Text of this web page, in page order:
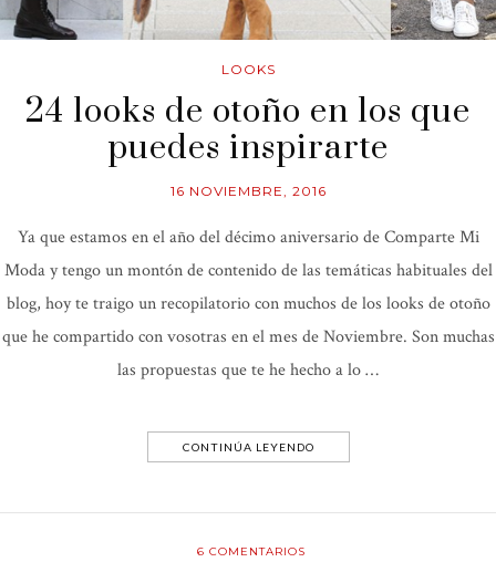
LOOKS
24 looks de otoño en los que
puedes inspirarte
16 NOVIEMBRE, 2016
Ya que estamos en el año del décimo aniversario de Comparte Mi
Moda y tengo un montón de contenido de las temáticas habituales del
blog, hoy te traigo un recopilatorio con muchos de los looks de otoño
que he compartido con vosotras en el mes de Noviembre. Son muchas
las propuestas que te he hecho a lo …
CONTINÚA LEYENDO
6 COMENTARIOS